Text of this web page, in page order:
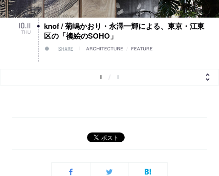
10.11
THU
knof / 菊嶋かおり・永澤一輝による、東京・江東
区の「襖絵のSOHO」
SHARE ARCHITECTURE FEATURE
1 1